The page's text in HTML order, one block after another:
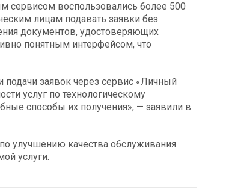
сервисом воспользовались более 500
лицам подавать заявки без
документов, удостоверяющих
понятным интерфейсом, что
заявок через сервис «Личный
услуг по технологическому
способы их получения», — заявили в
улучшению качества обслуживания
услуги.